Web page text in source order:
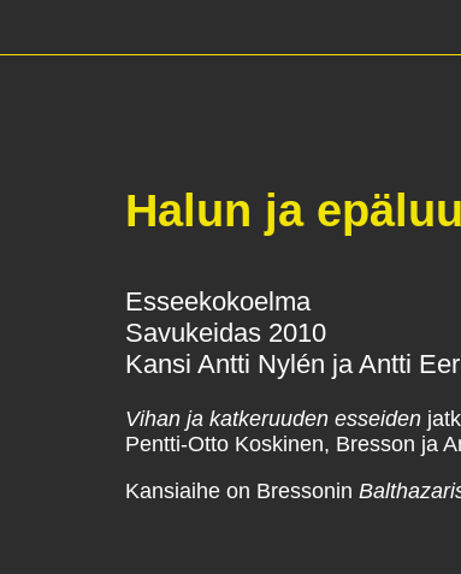
Halun ja
Esseekokoelma
Savukeidas 2010
Kansi Antti Nylén ja Antti
Vihan ja katkeruuden esseiden
Pentti-Otto Koskinen, Bresson ja
Kansiaihe on Bressonin